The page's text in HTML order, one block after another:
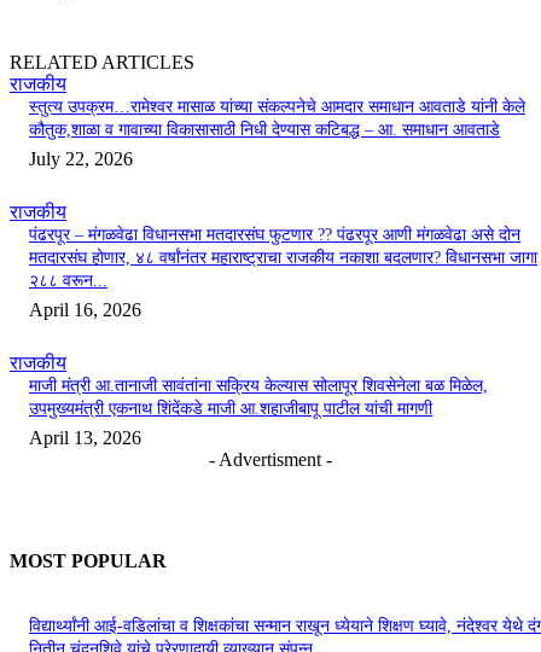
RELATED ARTICLES
राजकीय
स्तुत्य उपक्रम…रामेश्वर मासाळ यांच्या संकल्पनेचे आमदार समाधान आवताडे यांनी केले
कौतुक,शाळा व गावाच्या विकासासाठी निधी देण्यास कटिबद्ध – आ. समाधान आवताडे
July 22, 2026
राजकीय
पंढरपूर – मंगळवेढा विधानसभा मतदारसंघ फुटणार ?? पंढरपूर आणी मंगळवेढा असे दोन
मतदारसंघ होणार, ४८ वर्षांनंतर महाराष्ट्राचा राजकीय नकाशा बदलणार? विधानसभा जागा
२८८ वरून...
April 16, 2026
राजकीय
माजी मंत्री आ.तानाजी सावंतांना सक्रिय केल्यास सोलापूर शिवसेनेला बळ मिळेल,
उपमुख्यमंत्री एकनाथ शिंदेंकडे माजी आ.शहाजीबापू पाटील यांची मागणी
April 13, 2026
- Advertisment -
MOST POPULAR
विद्यार्थ्यांनी आई-वडिलांचा व शिक्षकांचा सन्मान राखून ध्येयाने शिक्षण घ्यावे, नंदेश्वर येथे